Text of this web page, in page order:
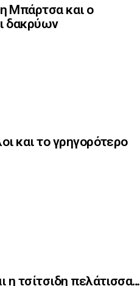
Μπάρτσα και ο
δακρύων
και το γρηγορότερο
η τσίτσιδη πελάτισσα…